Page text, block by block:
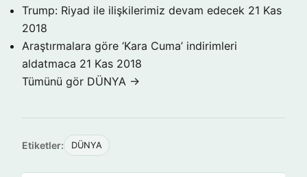
Trump: Riyad ile ilişkilerimiz devam edecek 21 Kas
2018
Araştırmalara göre ‘Kara Cuma’ indirimleri
aldatmaca 21 Kas 2018
Tümünü gör DÜNYA →
Etiketler: DÜNYA